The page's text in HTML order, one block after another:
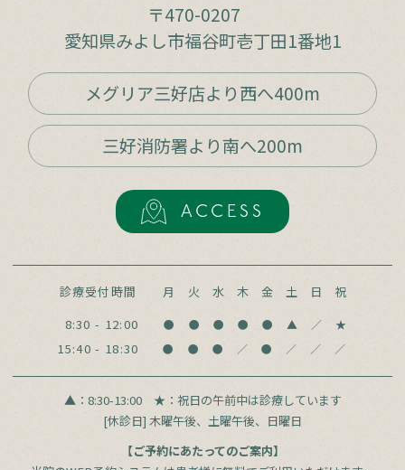
〒470-0207
愛知県みよし市福谷町壱丁田1番地1
メグリア三好店より西へ400m
三好消防署より南へ200m
ACCESS
診療受付時間 月 火 水 木 金 土 日
祝
8:30 - 12:00
● ● ● ● ● ▲ ／ ★
15:40 - 18:30 ● ● ● ／ ● ／ ／ ／
▲：8:30-13:00 ★：祝日の午前中は診療しています
[休診日] 木曜午後、土曜午後、日曜日
【ご予約にあたってのご案内】